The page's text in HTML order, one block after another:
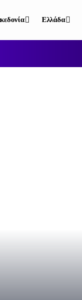
Ελλάδα